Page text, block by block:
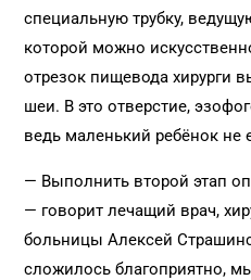
специальную трубку,
которой можно
отрезок пищевода хирурги
шеи. В это отверстие,
ведь маленький ребёнок не
— Выполнить второй этап
— говорит лечащий врач,
больницы Алексей
сложилось благоприятно,